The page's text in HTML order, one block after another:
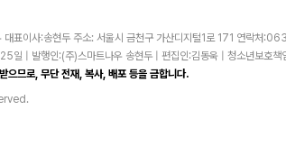
대표이사:송현두 주소: 서울시 금천구 가산디지털1로 171 연
| 발행인:(주)스마트나우 송현두 | 편집인:김동욱 | 청소년보호책
으므로, 무단 전재, 복사, 배포 등을 금합니다.